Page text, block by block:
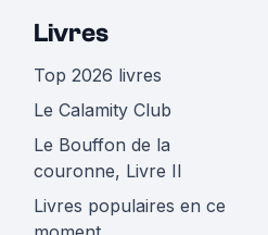
Livres
Top 2026 livres
Le Calamity Club
Le Bouffon de la
couronne, Livre II
Livres populaires en ce